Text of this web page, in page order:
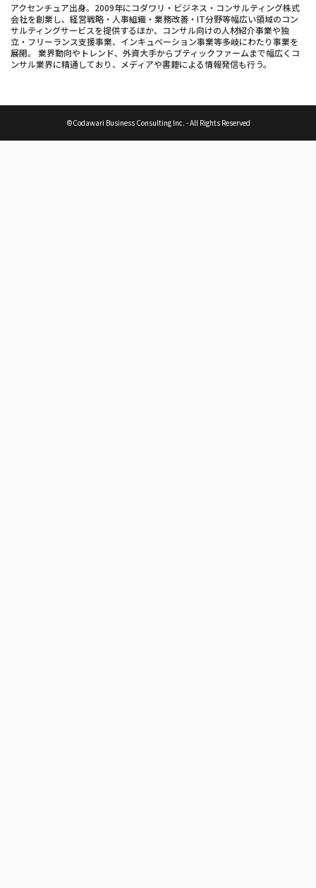
アクセンチュア出身。2009年にコダワリ・ビジネス・コンサルティング株式
会社を創業し、経営戦略・人事組織・業務改善・IT分野等幅広い領域のコン
サルティングサービスを提供するほか、コンサル向けの人材紹介事業や独
立・フリーランス支援事業、インキュベーション事業等多岐にわたり事業を
展開。 業界動向やトレンド、外資大手からブティックファームまで幅広くコ
ンサル業界に精通しており、メディアや書籍による情報発信も行う。
©Codawari Business Consulting Inc. - All Rights Reserved